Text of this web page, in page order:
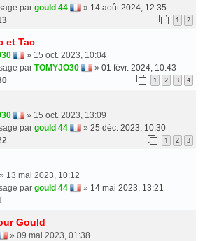
par gould 44 » 14 août 2024, 12:35
1 2
et Tac
» 15 oct. 2023, 10:04
par TOMYJO30 » 01 févr. 2024, 10:43
1 2 3 4
» 15 oct. 2023, 13:09
par gould 44 » 25 déc. 2023, 10:30
1 2 3
» 13 mai 2023, 10:12
par gould 44 » 14 mai 2023, 13:21
Gould
» 09 mai 2023, 01:38